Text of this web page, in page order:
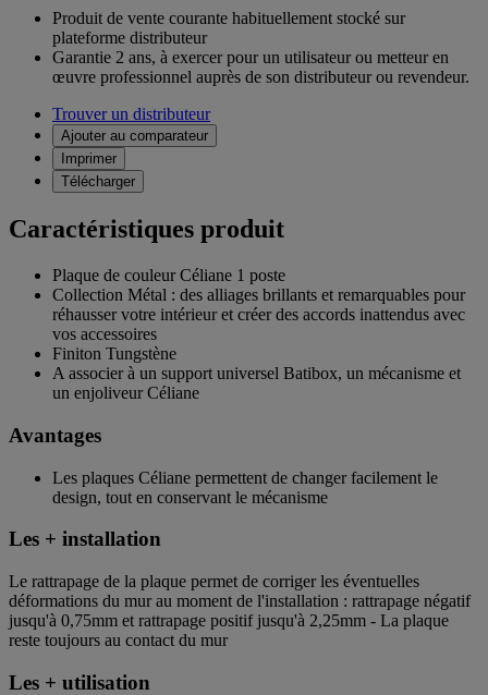
Produit de vente courante habituellement stocké sur
plateforme distributeur
Garantie 2 ans, à exercer pour un utilisateur ou metteur en
œuvre professionnel auprès de son distributeur ou revendeur.
Trouver un distributeur
Ajouter au comparateur
Imprimer
Télécharger
Caractéristiques produit
Plaque de couleur Céliane 1 poste
Collection Métal : des alliages brillants et remarquables pour
réhausser votre intérieur et créer des accords inattendus avec
vos accessoires
Finiton Tungstène
A associer à un support universel Batibox, un mécanisme et
un enjoliveur Céliane
Avantages
Les plaques Céliane permettent de changer facilement le
design, tout en conservant le mécanisme
Les + installation
Le rattrapage de la plaque permet de corriger les éventuelles
déformations du mur au moment de l'installation : rattrapage négatif
jusqu'à 0,75mm et rattrapage positif jusqu'à 2,25mm - La plaque
reste toujours au contact du mur
Les + utilisation